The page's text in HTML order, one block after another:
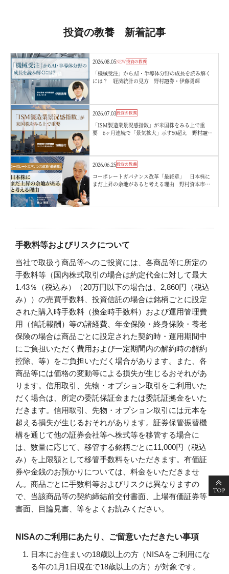
投資の教養 新着記事
2026.08.05NEW投資の教養
「機械受注」からAI・半導体分野の成長を読み解く
には？ 経済統計の見方 野村證券・伊藤勇輝
2026.07.03投資の教養
「ISM製造業景況感指数」が米国株をみる上で重
要 6ヶ月連続で「景気拡大」示す50超え 野村證
2026.06.25投資の教養
コーポレートガバナンス改革「最終章」 日本株に
まだ上昇の余地があると考える理由 野村資本市場
手数料等およびリスクについて
当社で取扱う商品等へのご投資には、各商品等に所定の
手数料等（国内株式取引の場合は約定代金に対して最大
1.43％（税込み）（20万円以下の場合は、2,860円（税込
み））の売買手数料、投資信託の場合は銘柄ごとに設定
された購入時手数料（換金時手数料）および運用管理費
用（信託報酬）等の諸経費、年金保険・終身保険・養老
保険の場合は商品ごとに設定された契約時・運用期間中
にご負担いただく費用および一定期間内の解約時の解約
控除、等）をご負担いただく場合があります。また、各
商品等には価格の変動等による損失が生じるおそれがあ
ります。信用取引、先物・オプション取引をご利用いた
だく場合は、所定の委託保証金または委託証拠金をいた
だきます。信用取引、先物・オプション取引には元本を
超える損失が生じるおそれがあります。証券保管振替機
構を通じて他の証券会社等へ株式等を移管する場合に
は、数量に応じて、移管する銘柄ごとに11,000円（税込
み）を上限額として移管手数料をいただきます。有価証
券や金銭のお預かりについては、料金をいただきませ
ん。商品ごとに手数料等およびリスクは異なりますの
で、当該商品等の契約締結前交付書面、上場有価証券等
書面、目論見書、等をよくお読みください。
NISAのご利用にあたり、ご留意いただきたい事項
日本にお住まいの18歳以上の方（NISAをご利用にな
る年の1月1日現在で18歳以上の方）が対象です。